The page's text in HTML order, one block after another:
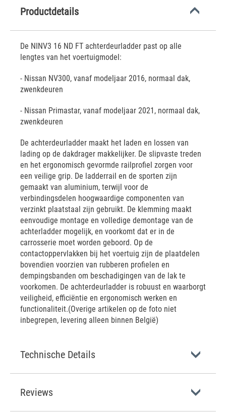
Productdetails
De NINV3 16 ND FT achterdeurladder past op alle
lengtes van het voertuigmodel:
- Nissan NV300, vanaf modeljaar 2016, normaal dak,
zwenkdeuren
- Nissan Primastar, vanaf modeljaar 2021, normaal dak,
zwenkdeuren
De achterdeurladder maakt het laden en lossen van
lading op de dakdrager makkelijker. De slipvaste treden
en het ergonomisch gevormde railprofiel zorgen voor
een veilige grip. De ladderrail en de sporten zijn
gemaakt van aluminium, terwijl voor de
verbindingsdelen hoogwaardige componenten van
verzinkt plaatstaal zijn gebruikt. De klemming maakt
eenvoudige montage en volledige demontage van de
achterladder mogelijk, en voorkomt dat er in de
carrosserie moet worden geboord. Op de
contactoppervlakken bij het voertuig zijn de plaatdelen
bovendien voorzien van rubberen profielen en
dempingsbanden om beschadigingen van de lak te
voorkomen. De achterdeurladder is robuust en waarborgt
veiligheid, efficiëntie en ergonomisch werken en
functionaliteit.(Overige artikelen op de foto niet
inbegrepen, levering alleen binnen België)
Technische Details
Reviews